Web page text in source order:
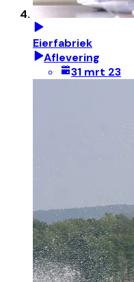
Eierfabriek
Aflevering
31 mrt 23